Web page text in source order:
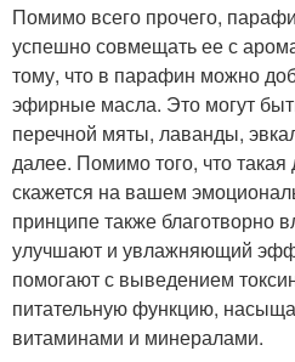
Помимо всего прочего,
успешно совмещать ее с
тому, что в парафин можно
эфирные масла. Это могут
перечной мяты, лаванды,
далее. Помимо того, что
скажется на вашем
принципе также благотворно
улучшают и увлажняющий
помогают с выведением
питательную функцию,
витаминами и минералами.